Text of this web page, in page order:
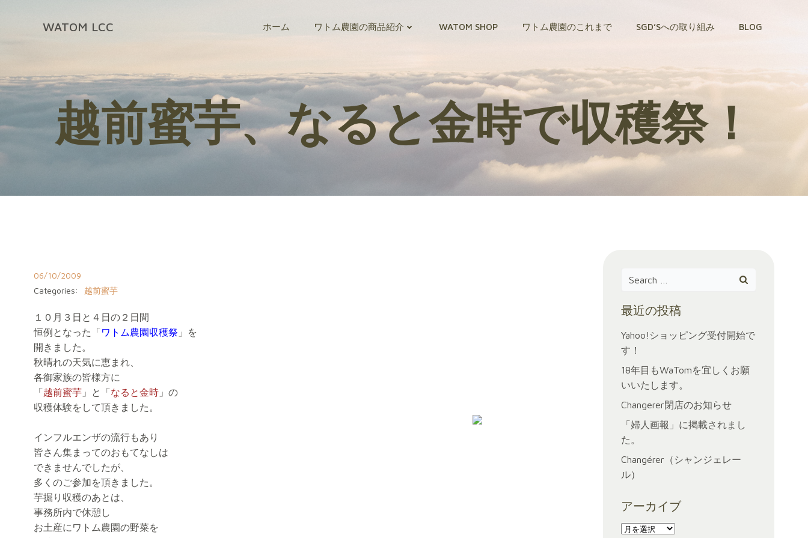
へ
ス
WATOM LCC ホーム ワトム農園の商品紹介 WATOM SHOP ワトム農園のこれまで SGD’Sへの取り組み BLOG
越前蜜芋、なると金時で収穫祭！
06/10/2009
Categories:
越前蜜芋
１０月３日と４日の２日間
恒例となった「ワトム農園収穫祭 」を
開きました。
秋晴れの天気に恵まれ、
各御家族の皆様方に
「越前蜜芋 」と「なると金時 」の
収穫体験をして頂きました。
インフルエンザの流行もあり
皆さん集まってのおもてなしは
できませんでしたが、
多くのご参加を頂きました。
芋掘り収穫のあとは、
事務所内で休憩し
お土産にワトム農園の野菜を
Search
最近の投稿
Yahoo!ショッピング受付開始で
す！
18年目もWaTomを宜しくお願
いいたします。
Changerer閉店のお知らせ
「婦人画報」に掲載されまし
た。
Changérer（シャンジェレー
ル）
アーカイブ
ア